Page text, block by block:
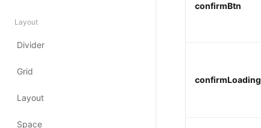
confirmBtn
confirmLoading